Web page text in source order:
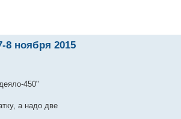
8 ноября 2015
450"
а надо две